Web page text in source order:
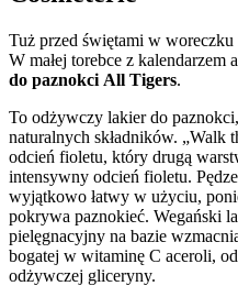
Tuż przed świętami w
W małej torebce z
do paznokci All Tigers.
To odżywczy lakier do
naturalnych składników. „Walk
odcień fioletu, który drugą
intensywny odcień fioletu.
wyjątkowo łatwy w użyciu,
pokrywa paznokieć. Wegański
pielęgnacyjny na bazie
bogatej w witaminę C aceroli,
odżywczej gliceryny.